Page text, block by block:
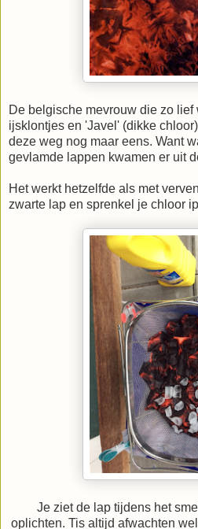
De belgische mevrouw die zo lief
ijsklontjes en 'Javel' (dikke
deze weg nog maar eens. Want
gevlamde lappen kwamen er uit
Het werkt hetzelfde als met
zwarte lap en sprenkel je chloor
Je ziet de lap tijdens het
oplichten. Tis altijd afwachten